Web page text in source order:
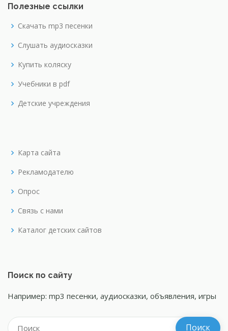
Полезные ссылки
Скачать mp3 песенки
Слушать аудиосказки
Купить коляску
Учебники в pdf
Детские учреждения
Карта сайта
Рекламодателю
Опрос
Связь с нами
Каталог детских сайтов
Поиск по сайту
Например: mp3 песенки, аудиосказки, объявления, игры